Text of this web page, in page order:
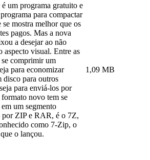
um programa gratuito e
para compactar
se mostra melhor que os
pagos. Mas a nova
a desejar ao não
aspecto visual. Entre as
se comprimir um
para economizar
disco para outros
para enviá-los por
novo tem se
em um segmento
por ZIP e RAR, é o 7Z,
como 7-Zip, o
o lançou.
1,09 MB